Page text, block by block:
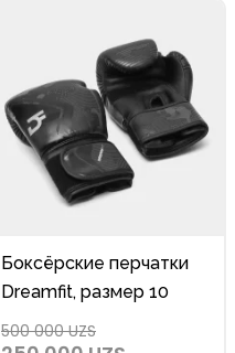
Боксёрские перчатки
Dreamfit, размер 10
500 000 UZS